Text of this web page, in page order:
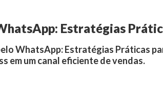
Estratégias
WhatsApp: Estratégias Práticas
em um canal eficiente de vendas.